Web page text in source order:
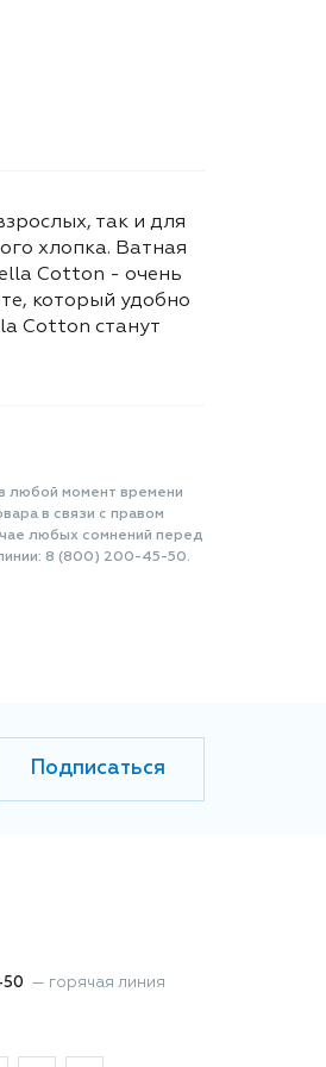
так и для
хлопка. Ватная
Cotton - очень
который удобно
Cotton станут
любой момент времени
в связи с правом
любых сомнений перед
8 (800) 200-45-50.
Подписаться
— горячая линия